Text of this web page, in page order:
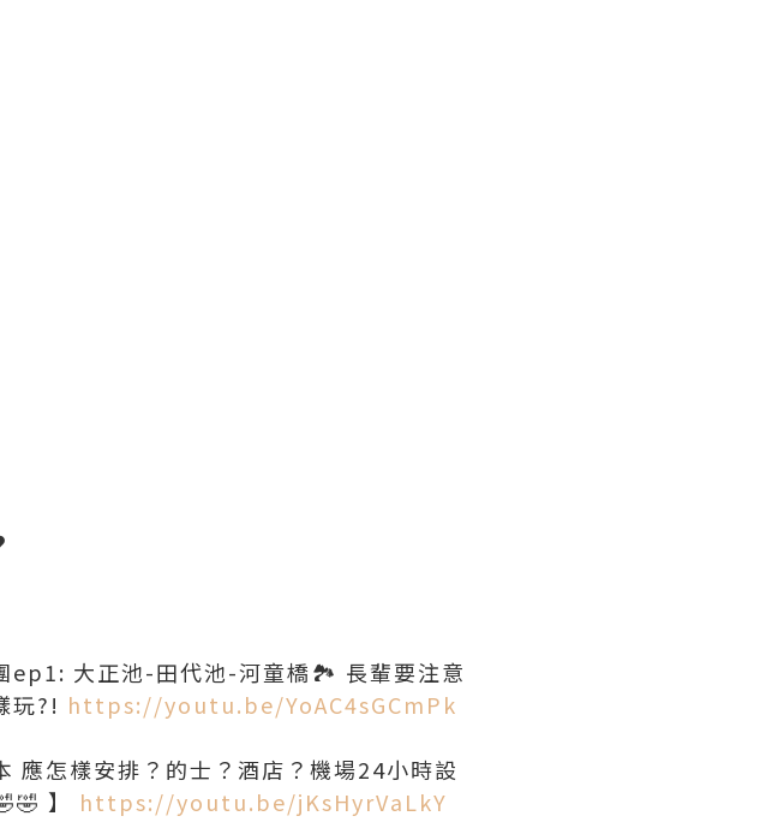
大正池-田代池-河童橋🏞️ 長輩要注意
玩?! https://youtu.be/YoAC4sGCmPk
怎樣安排？的士？酒店？機場24小時設
】 https://youtu.be/jKsHyrVaLkY